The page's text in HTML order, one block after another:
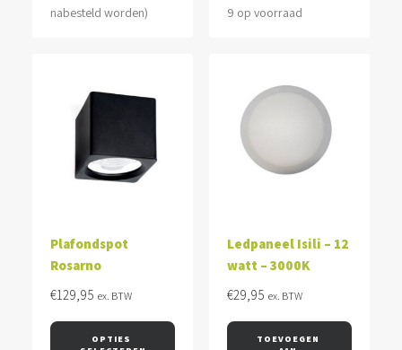
nabesteld worden)
9 op voorraad
Plafondspot
Rosarno
€129,95 ex. BTW
OPTIES
Ledpaneel Isili – 12
watt – 3000K
€29,95 ex. BTW
TOEVOEGEN